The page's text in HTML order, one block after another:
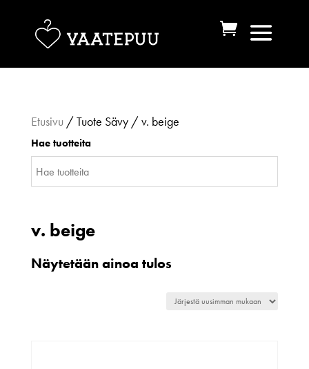
Etusivu / Tuote Sävy / v. beige
Hae tuotteita
v. beige
Näytetään ainoa tulos